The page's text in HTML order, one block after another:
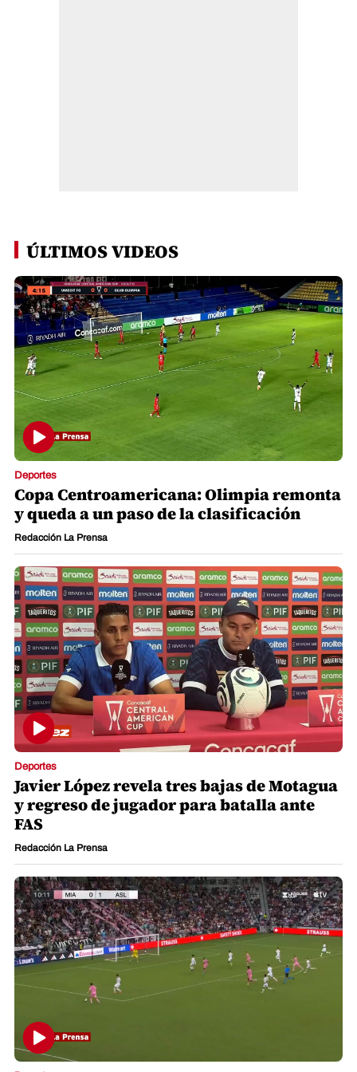
ÚLTIMOS VIDEOS
Deportes
Copa Centroamericana: Olimpia remonta
y queda a un paso de la clasificación
Redacción La Prensa
Deportes
Javier López revela tres bajas de Motagua
y regreso de jugador para batalla ante
FAS
Redacción La Prensa